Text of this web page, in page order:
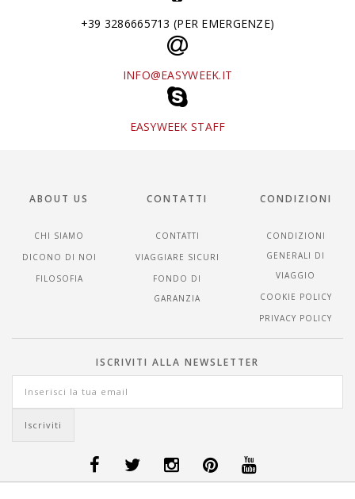
+39 3286665713 (PER EMERGENZE)
INFO@EASYWEEK.IT
EASYWEEK STAFF
ABOUT US
CHI SIAMO
DICONO DI NOI
FILOSOFIA
CONTATTI
CONTATTI
VIAGGIARE SICURI
FONDO DI
GARANZIA
CONDIZIONI
CONDIZIONI
GENERALI DI
VIAGGIO
COOKIE POLICY
PRIVACY POLICY
ISCRIVITI ALLA NEWSLETTER